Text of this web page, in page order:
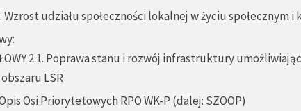
Wzrost udziału społeczności lokalnej w życiu społecznym
2.1. Poprawa stanu i rozwój infrastruktury
LSR
Osi Priorytetowych RPO WK-P (dalej: SZOOP)